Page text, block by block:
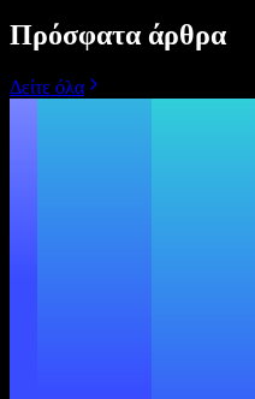
Πρόσφατα άρθρα
Δείτε όλα